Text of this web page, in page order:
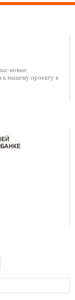
новые
к нашему проекту в